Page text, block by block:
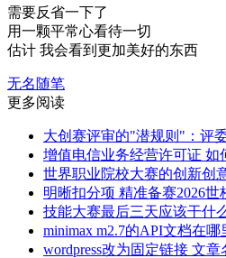
需要反省一下了
用一颗平常心看待一切
估计 我会看到更加美好的东西
无名随笔
更多阅读
大创赛评审的"潜规则"：评
增值电信业务经营许可证 如
世界职业院校大赛的创新创
明晰扣分项 精准备赛2026
技能大赛最后三天应该干什
minimax m2.7的API文档在哪
wordpress改为固定链接 文